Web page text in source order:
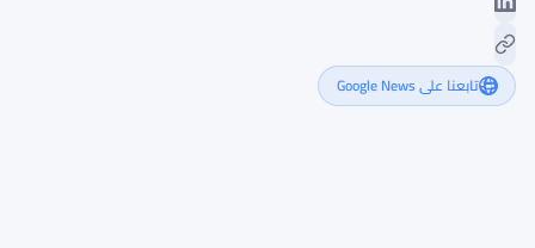
تابعنا على Google News